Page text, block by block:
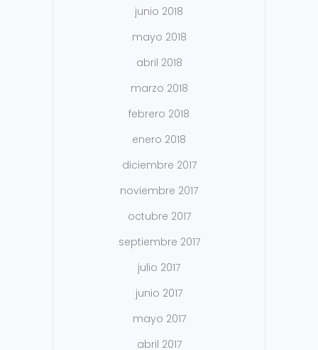
junio 2018
mayo 2018
abril 2018
marzo 2018
febrero 2018
enero 2018
diciembre 2017
noviembre 2017
octubre 2017
septiembre 2017
julio 2017
junio 2017
mayo 2017
abril 2017